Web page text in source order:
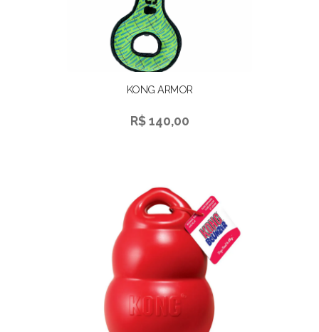
KONG ARMOR
R$ 140,00